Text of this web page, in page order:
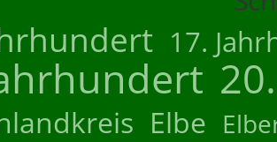
17.
Elbe